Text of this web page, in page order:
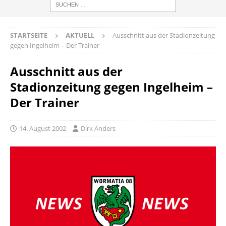
STARTSEITE AKTUELL
Ausschnitt aus der Stadionzeitung
gegen Ingelheim – Der Trainer
Ausschnitt aus der
Stadionzeitung gegen Ingelheim –
Der Trainer
14. August 2002 Dirk Anders